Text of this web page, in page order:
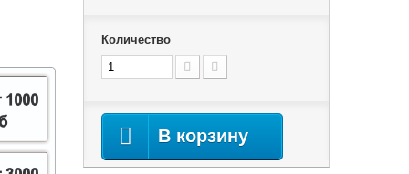
Количество
В корзину